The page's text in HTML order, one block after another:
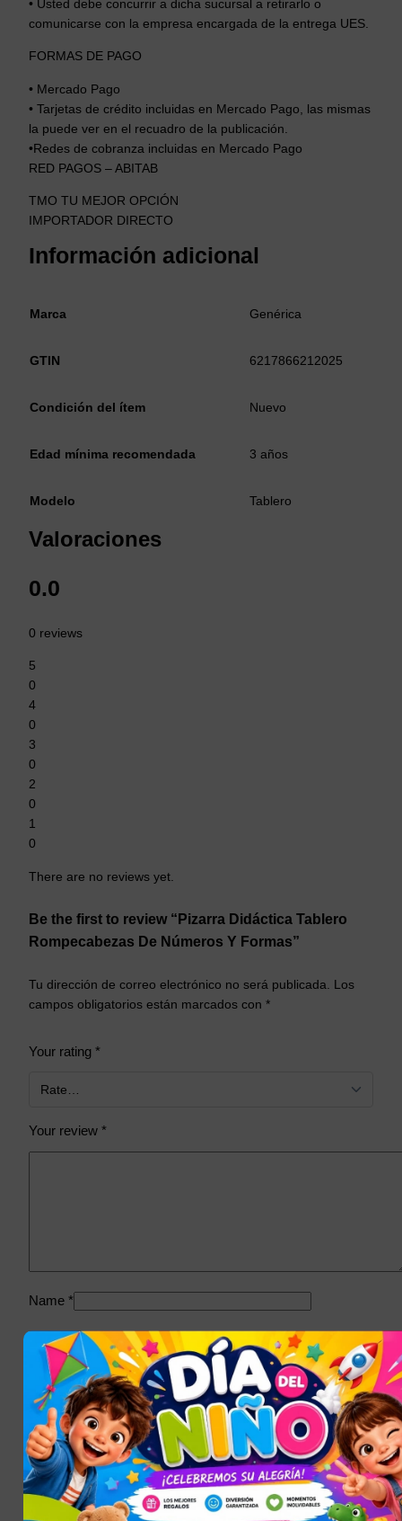
• Usted debe concurrir a dicha sucursal a retirarlo o
comunicarse con la empresa encargada de la entrega UES.
FORMAS DE PAGO
• Mercado Pago
• Tarjetas de crédito incluidas en Mercado Pago, las mismas
la puede ver en el recuadro de la publicación.
•Redes de cobranza incluidas en Mercado Pago
RED PAGOS – ABITAB
TMO TU MEJOR OPCIÓN
IMPORTADOR DIRECTO
Información adicional
Marca Genérica
GTIN 6217866212025
Condición del ítem Nuevo
Edad mínima recomendada 3 años
Modelo Tablero
Valoraciones
0.0
0 reviews
5
0
4
0
3
0
2
0
1
0
There are no reviews yet.
Be the first to review “Pizarra Didáctica Tablero
Rompecabezas De Números Y Formas”
Tu dirección de correo electrónico no será publicada.
Los
campos obligatorios están marcados con *
Your rating *
Your review *
Name *
Email *
Guarda mi nombre, correo electrónico y web en este
navegador para la próxima vez que comente.